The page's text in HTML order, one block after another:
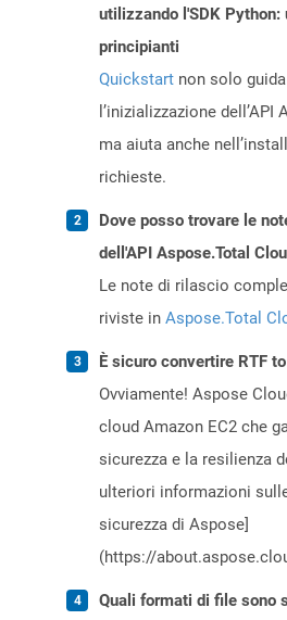
utilizzando l'SDK Python:
principianti
Quickstart non solo
l’inizializzazione
ma aiuta anche
richieste.
Dove posso trovare le
dell'API Aspose.Total
Le note di rilascio
riviste in Aspose.Total
È sicuro convertire RTF
Ovviamente! Aspose
cloud Amazon EC2 che
sicurezza e la resilienza
ulteriori informazioni
sicurezza di Aspose]
(https://
Quali formati di file sono